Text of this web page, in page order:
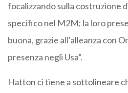
focalizzando sulla costruzione
specifico nel M2M; la loro
buona, grazie all’alleanza con
presenza negli Usa”.
Hatton ci tiene a sottolineare